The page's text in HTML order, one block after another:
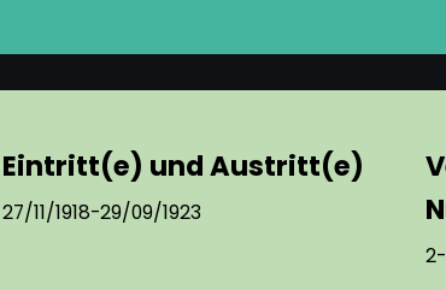
Eintritt(e) und Austritt(e)
27/11/1918-29/09/1923